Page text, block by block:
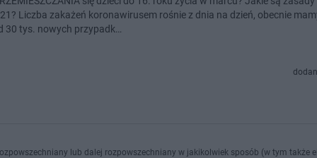
Liczba zakażeń koronawirusem rośnie z dnia na dzień, obecnie
30 tys. nowych przypadk…
lub dalej rozpowszechniany w jakikolwiek sposób (w tym